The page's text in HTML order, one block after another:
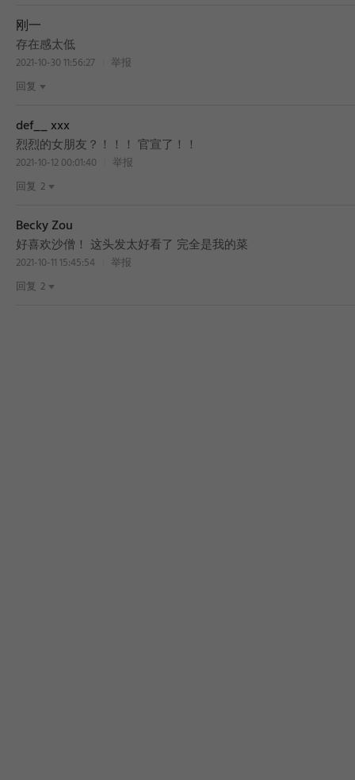
刚一
存在感太低
2021-10-30 11:56:27
举报
回复
def__ xxx
烈烈的女朋友？！！！ 官宣了！！
2021-10-12 00:01:40
举报
回复 2
Becky Zou
好喜欢沙僧！ 这头发太好看了 完全是我的菜
2021-10-11 15:45:54
举报
回复 2